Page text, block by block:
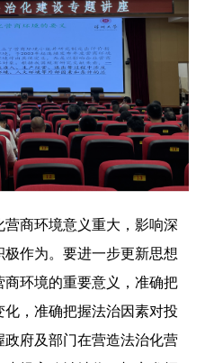
商环境意义重大，影响深
作为。要进一步更新思想
环境的重要意义，准确把
，准确把握法治因素对投
府及部门在营造法治化营